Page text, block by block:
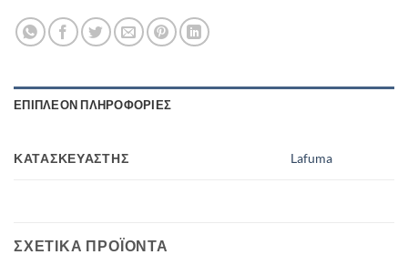
ΕΠΙΠΛΈΟΝ ΠΛΗΡΟΦΟΡΊΕΣ
ΚΑΤΑΣΚΕΥΑΣΤΉΣ Lafuma
ΣΧΕΤΙΚΆ ΠΡΟΪΌΝΤΑ